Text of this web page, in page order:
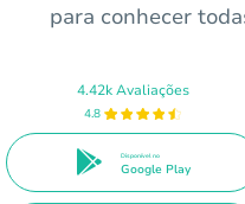
para conhecer
4.42k Avaliações
4.8
Disponível no
Google Play